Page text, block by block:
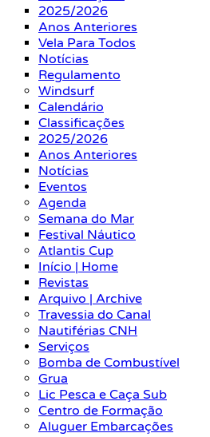
2025/2026
Anos Anteriores
Vela Para Todos
Notícias
Regulamento
Windsurf
Calendário
Classificações
2025/2026
Anos Anteriores
Notícias
Eventos
Agenda
Semana do Mar
Festival Náutico
Atlantis Cup
Início | Home
Revistas
Arquivo | Archive
Travessia do Canal
Nautiférias CNH
Serviços
Bomba de Combustível
Grua
Lic Pesca e Caça Sub
Centro de Formação
Aluguer Embarcações